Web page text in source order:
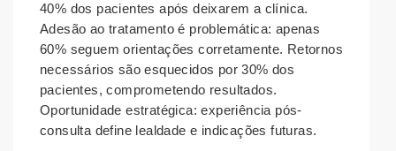
40% dos pacientes após deixarem a clínica.
Adesão ao tratamento é problemática: apenas
60% seguem orientações corretamente. Retornos
necessários são esquecidos por 30% dos
pacientes, comprometendo resultados.
Oportunidade estratégica: experiência pós-
consulta define lealdade e indicações futuras.